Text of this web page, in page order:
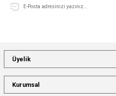
Üyelik
Kurumsal